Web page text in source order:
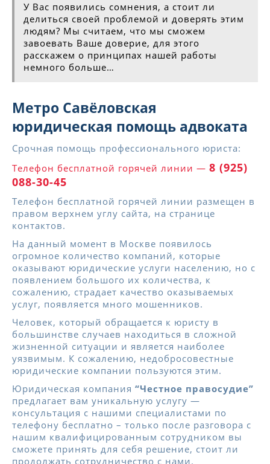
У Вас появились сомнения, а стоит ли
делиться своей проблемой и доверять этим
людям? Мы считаем, что мы сможем
завоевать Ваше доверие, для этого
расскажем о принципах нашей работы
немного больше…
Метро Савёловская
юридическая помощь адвоката
Срочная помощь профессионального юриста:
Телефон бесплатной горячей линии — 8 (925)
088-30-45
Телефон бесплатной горячей линии размещен в
правом верхнем углу сайта, на странице
контактов.
На данный момент в Москве появилось
огромное количество компаний, которые
оказывают юридические услуги населению, но с
появлением большого их количества, к
сожалению, страдает качество оказываемых
услуг, появляется много мошенников.
Человек, который обращается к юристу в
большинстве случаев находиться в сложной
жизненной ситуации и является наиболее
уязвимым. К сожалению, недобросовестные
юридические компании пользуются этим.
Юридическая компания “Честное правосудие”
предлагает вам уникальную услугу —
консультация с нашими специалистами по
телефону бесплатно – только после разговора с
нашим квалифицированным сотрудником вы
сможете принять для себя решение, стоит ли
продолжать сотрудничество с нами.